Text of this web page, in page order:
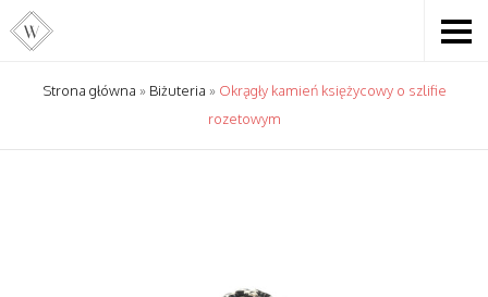
Strona główna » Biżuteria » Okrągły kamień księżycowy o szlifie
rozetowym